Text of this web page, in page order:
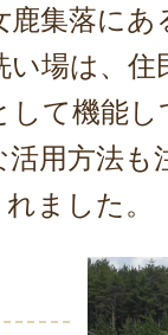
集落に
場は、
て機能
用方法も
ました。